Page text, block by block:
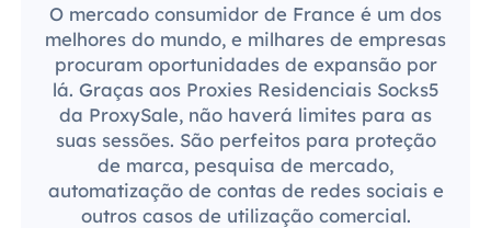
O mercado consumidor de France é um dos
melhores do mundo, e milhares de empresas
procuram oportunidades de expansão por
lá. Graças aos Proxies Residenciais Socks5
da ProxySale, não haverá limites para as
suas sessões. São perfeitos para proteção
de marca, pesquisa de mercado,
automatização de contas de redes sociais e
outros casos de utilização comercial.